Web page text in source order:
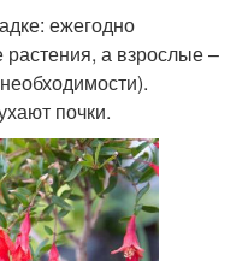
ежегодно
а взрослые –
почки.